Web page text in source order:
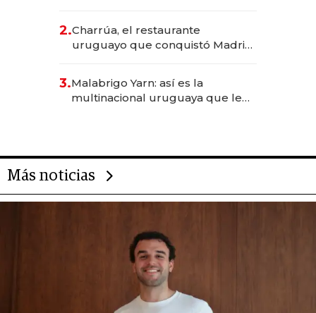
millones
2.Charrúa, el restaurante
uruguayo que conquistó Madrid:
anticipación y prepara apertura
3.Malabrigo Yarn: así es la
multinacional uruguaya que le
Más noticias